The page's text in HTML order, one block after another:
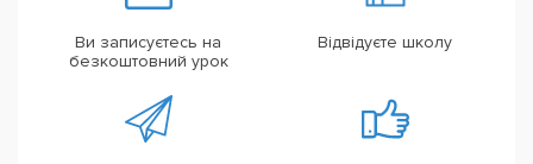
Ви записуєтесь на
безкоштовний урок
Відвідуєте школу